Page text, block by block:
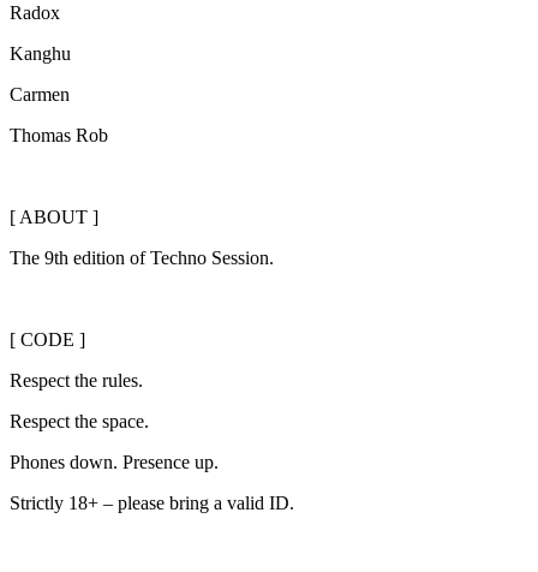
Radox
Kanghu
Carmen
Thomas Rob
[ ABOUT ]
The 9th edition of Techno Session.
[ CODE ]
Respect the rules.
Respect the space.
Phones down. Presence up.
Strictly 18+ – please bring a valid ID.